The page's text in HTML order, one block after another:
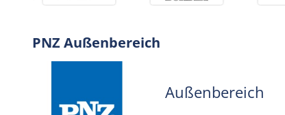
PNZ Außenbereich
Außenbereich